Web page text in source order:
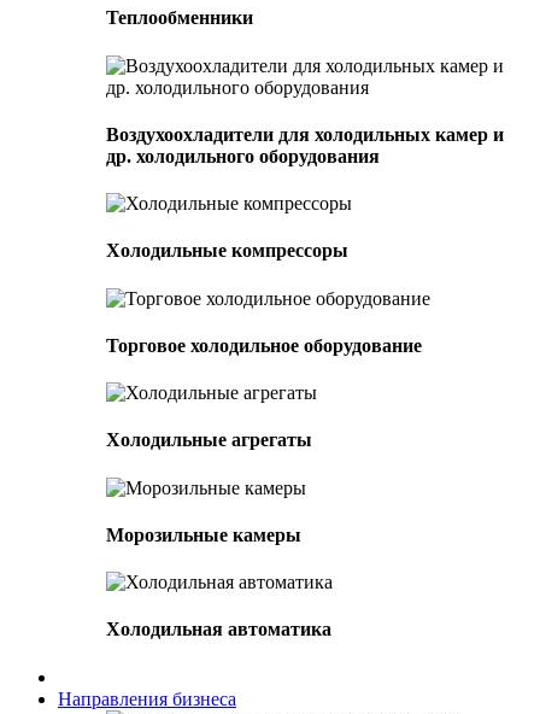
Теплообменники
Воздухоохладители для холодильных камер и
др. холодильного оборудования
Холодильные компрессоры
Торговое холодильное оборудование
Холодильные агрегаты
Морозильные камеры
Холодильная автоматика
Направления бизнеса